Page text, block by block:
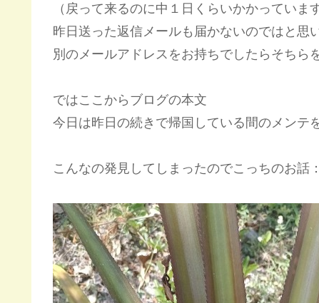
（戻って来るのに中１日くらいかかっています
昨日送った返信メールも届かないのではと思
別のメールアドレスをお持ちでしたらそちら
ではここからブログの本文
今日は昨日の続きで帰国している間のメンテ
こんなの発見してしまったのでこっちのお話